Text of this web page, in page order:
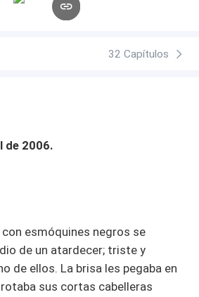
32 Capítulos
de 2006.
esmóquines negros se
de un atardecer; triste y
de ellos. La brisa les pegaba en
sus cortas cabelleras